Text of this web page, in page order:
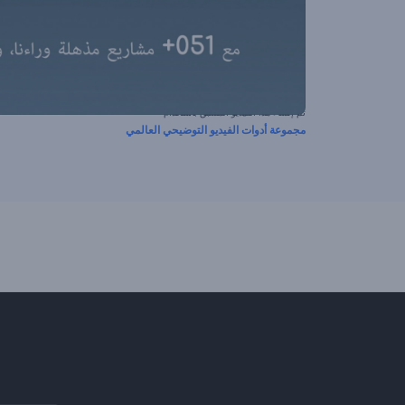
تم إنشاء هذا الفيديو المسبق باستخدام
مجموعة أدوات الفيديو التوضيحي العالمي